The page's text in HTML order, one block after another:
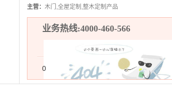
主营：木门,全屋定制,整木定制产品
业务热线:4000-460-566
0